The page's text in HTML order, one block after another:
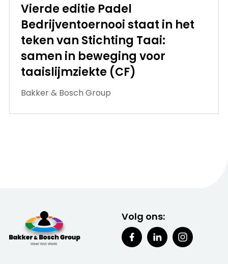
Vierde editie Padel
Bedrijventoernooi staat in het
teken van Stichting Taai:
samen in beweging voor
taaislijmziekte (CF)
Bakker & Bosch Group
Volg ons: